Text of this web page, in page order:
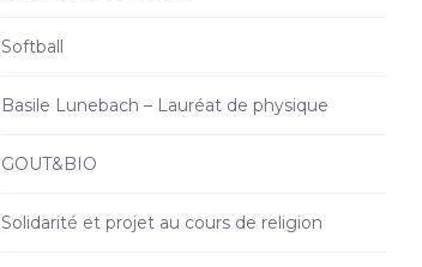
Softball
Basile Lunebach – Lauréat de physique
GOUT&BIO
Solidarité et projet au cours de religion